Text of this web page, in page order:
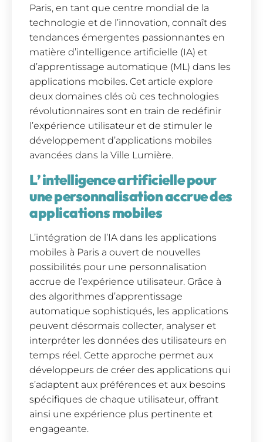
Paris, en tant que centre mondial de la
technologie et de l’innovation, connaît des
tendances émergentes passionnantes en
matière d’intelligence artificielle (IA) et
d’apprentissage automatique (ML) dans les
applications mobiles. Cet article explore
deux domaines clés où ces technologies
révolutionnaires sont en train de redéfinir
l’expérience utilisateur et de stimuler le
développement d’applications mobiles
avancées dans la Ville Lumière.
L’ intelligence artificielle pour
une personnalisation accrue des
applications mobiles
L’intégration de l’IA dans les applications
mobiles à Paris a ouvert de nouvelles
possibilités pour une personnalisation
accrue de l’expérience utilisateur. Grâce à
des algorithmes d’apprentissage
automatique sophistiqués, les applications
peuvent désormais collecter, analyser et
interpréter les données des utilisateurs en
temps réel. Cette approche permet aux
développeurs de créer des applications qui
s’adaptent aux préférences et aux besoins
spécifiques de chaque utilisateur, offrant
ainsi une expérience plus pertinente et
engageante.